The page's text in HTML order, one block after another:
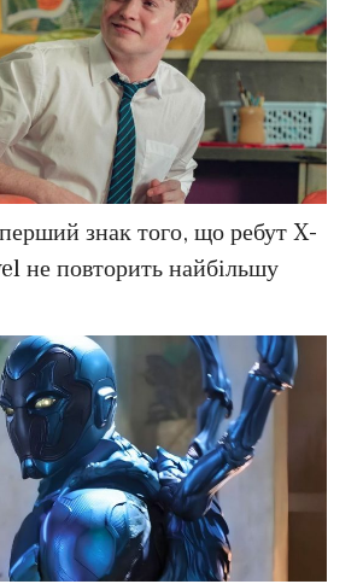
знак того, що ребут X-
не повторить найбільшу